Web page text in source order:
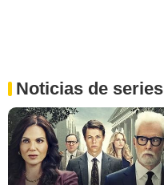
Noticias de series